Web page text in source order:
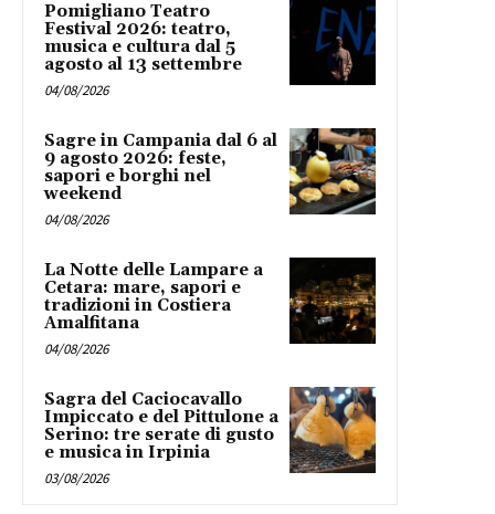
Pomigliano Teatro
Festival 2026: teatro,
musica e cultura dal 5
agosto al 13 settembre
04/08/2026
Sagre in Campania dal 6 al
9 agosto 2026: feste,
sapori e borghi nel
weekend
04/08/2026
La Notte delle Lampare a
Cetara: mare, sapori e
tradizioni in Costiera
Amalfitana
04/08/2026
Sagra del Caciocavallo
Impiccato e del Pittulone a
Serino: tre serate di gusto
e musica in Irpinia
03/08/2026